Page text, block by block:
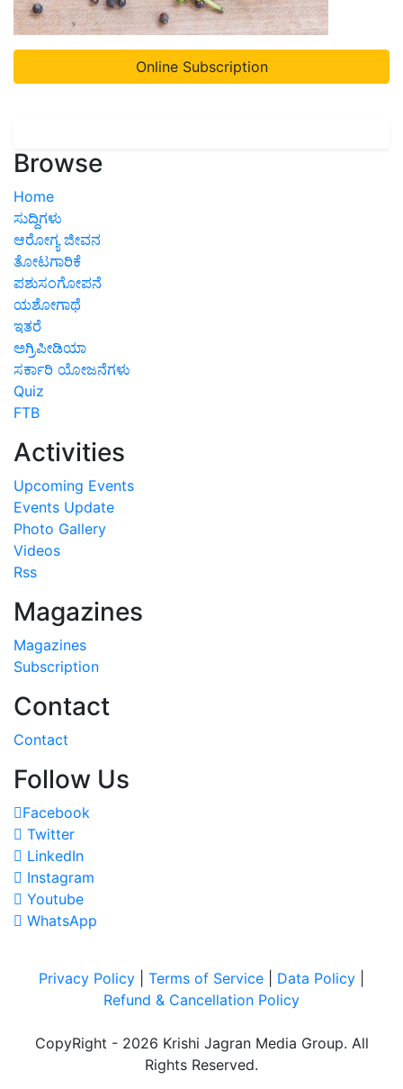
Online Subscription
Browse
Home
ಸುದ್ದಿಗಳು
ಆರೋಗ್ಯ ಜೀವನ
ತೋಟಗಾರಿಕೆ
ಪಶುಸಂಗೋಪನೆ
ಯಶೋಗಾಥೆ
ಇತರೆ
ಅಗ್ರಿಪೀಡಿಯಾ
ಸರ್ಕಾರಿ ಯೋಜನೆಗಳು
Quiz
FTB
Activities
Upcoming Events
Events Update
Photo Gallery
Videos
Rss
Magazines
Magazines
Subscription
Contact
Contact
Follow Us
Facebook
Twitter
LinkedIn
Instagram
Youtube
WhatsApp
Privacy Policy Terms of Service Data Policy
Refund & Cancellation Policy
CopyRight - 2026 Krishi Jagran Media Group. All
Rights Reserved.